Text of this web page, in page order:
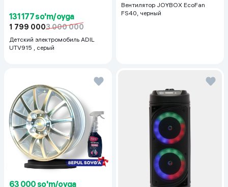
131 177 so'm/oyga
1 799 0003 000 000
Детский электромобиль ADIL
UTV915 , серый
Вентилятор JOYBOX EcoFan
FS40, черный
63 000 so'm/oyga